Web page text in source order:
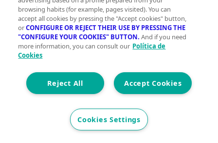
browsing habits (for example, pages visited). You can
accept all cookies by pressing the "Accept cookies" button,
orCONFIGURE OR REJECT THEIR USE BY PRESSING THE
"CONFIGURE YOUR COOKIES" BUTTON. And if you need
more information, you can consult our Política de
Cookies
Accept Cookies
Reject All
Cookies Settings